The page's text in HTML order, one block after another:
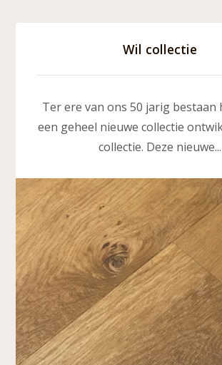
Wil collectie
Ter ere van ons 50 jarig bestaan
een geheel nieuwe collectie
collectie. Deze nieuwe...